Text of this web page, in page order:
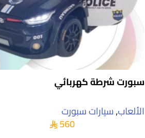
سبورت شرطة كهربائي
الألعاب,سيارات سبورت
560